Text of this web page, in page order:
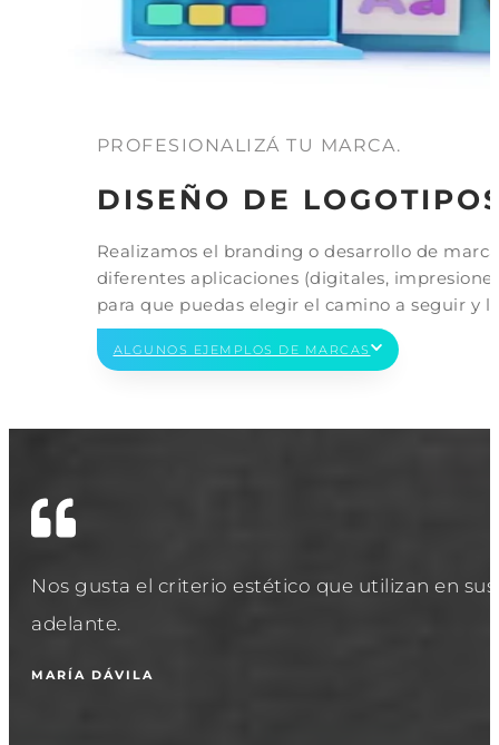
PROFESIONALIZÁ TU MARCA.
DISEÑO DE
Realizamos el branding o desarrollo de
diferentes aplicaciones (digitales,
para que puedas elegir el camino a seguir y
ALGUNOS EJEMPLOS DE MARCAS
Nos gusta el criterio estético que utilizan en
adelante.
MARÍA DÁVILA